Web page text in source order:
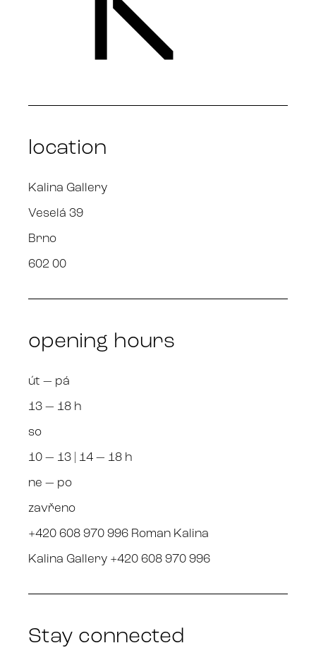
location
Kalina Gallery
Veselá 39
Brno
602 00
opening hours
út — pá
13 — 18 h
so
10 — 13 | 14 — 18 h
ne — po
zavřeno
+420 608 970 996 Roman Kalina
Kalina Gallery +420 608 970 996
Stay connected